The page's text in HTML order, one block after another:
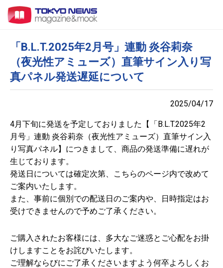
「B.L.T.2025年2月号」連動 炎谷莉奈
（夜光性アミューズ）直筆サイン入り写
真パネル発送遅延について
2025/04/17
4月下旬に発送を予定しておりました【「B.L.T.2025年2
月号」連動 炎谷莉奈（夜光性アミューズ）直筆サイン入
り写真パネル】につきまして、商品の発送準備に遅れが
生じております。
発送日については確定次第、こちらのページ内で改めて
ご案内いたします。
また、事前に個別での配送日のご案内や、日時指定はお
受けできませんので予めご了承ください。
ご購入されたお客様には、多大なご迷惑とご心配をお掛
けしますことをお詫びいたします。
ご理解ならびにご了承くださいますよう何卒よろしくお